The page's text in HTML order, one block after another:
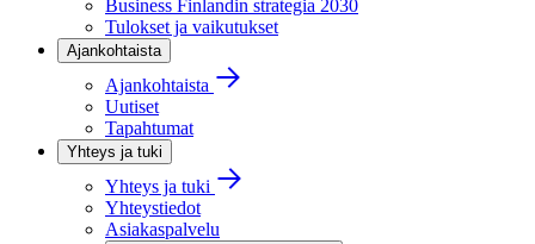
Business Finlandin strategia 2030
Tulokset ja vaikutukset
Ajankohtaista
Ajankohtaista
Uutiset
Tapahtumat
Yhteys ja tuki
Yhteys ja tuki
Yhteystiedot
Asiakaspalvelu